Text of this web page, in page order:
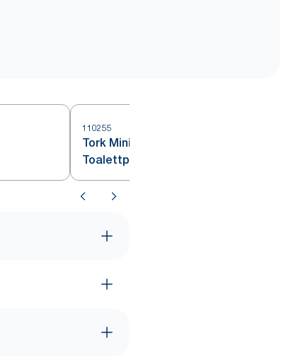
110255
Tork Mini Jumbo Extra Mjukt
Toalettpapper Premium – 3-
lagerspapper vit T2